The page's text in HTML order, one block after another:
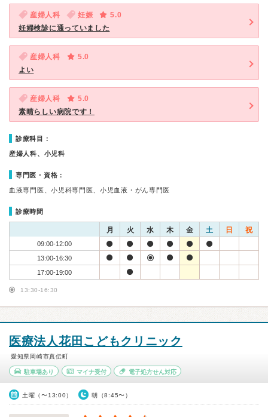
産婦人科 妊娠
5.0
妊婦検診に通っていました
産婦人科
5.0
よい
産婦人科
5.0
素晴らしい病院です！
診療科目：
産婦人科、小児科
専門医・資格：
血液専門医、小児科専門医、小児血液・がん専門医
診療時間
月 火 水 木 金 土 日 祝
09:00-12:00
13:00-16:30
17:00-19:00
13:30-16:30
医療法人花田こどもクリニック
愛知県岡崎市真伝町
駐車場あり マイナ受付 電子処方せん対応
土曜（〜13:00） 朝（8:45〜）